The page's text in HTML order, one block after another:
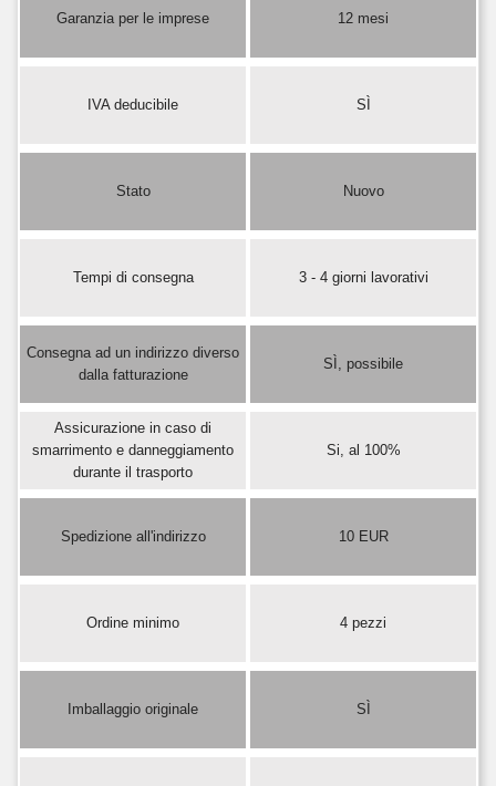
Garanzia per le imprese 12 mesi
IVA deducibile SÌ
Stato Nuovo
Tempi di consegna 3 - 4 giorni lavorativi
Consegna ad un indirizzo diverso
dalla fatturazione
SÌ, possibile
Assicurazione in caso di
smarrimento e danneggiamento
durante il trasporto
Si, al 100%
Spedizione all'indirizzo 10 EUR
Ordine minimo 4 pezzi
Imballaggio originale SÌ